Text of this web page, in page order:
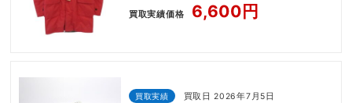
ル コート
買取実績価格 6,600円
買取実績 買取日 2026年7月5日